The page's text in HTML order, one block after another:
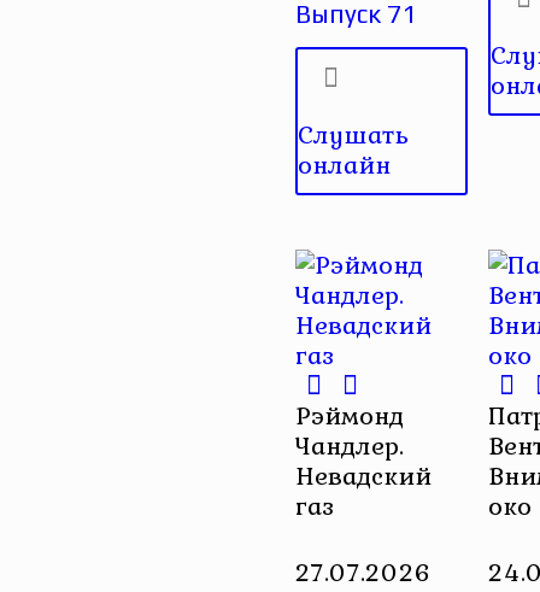
Выпуск 71
Слушать
онлайн
Рэймонд
Чандлер.
Невадский
газ
27.07.2026
око